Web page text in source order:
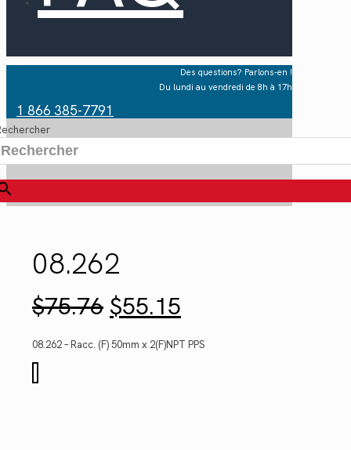
Des questions? Parlons-en !
Du lundi au vendredi de 8h à 17h
1 866 385-7791
08.262
$75.76 Le
prix
initial
était :
$55.15prix
actuel
est :
08.262 – Racc. (F) 50mm x 2(F)NPT PPS
de